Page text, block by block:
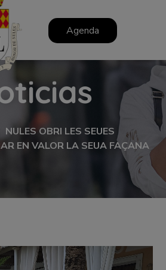
Agenda
NULES OBRI LES SEUES
EN VALOR LA SEUA FAÇANA